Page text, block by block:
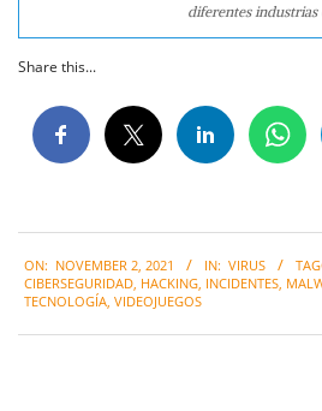
diferentes
Share this...
11-
02
ON: NOVEMBER 2, 2021 IN: VIRUS
CIBERSEGURIDAD, HACKING, INCIDENTES,
TECNOLOGÍA, VIDEOJUEGOS